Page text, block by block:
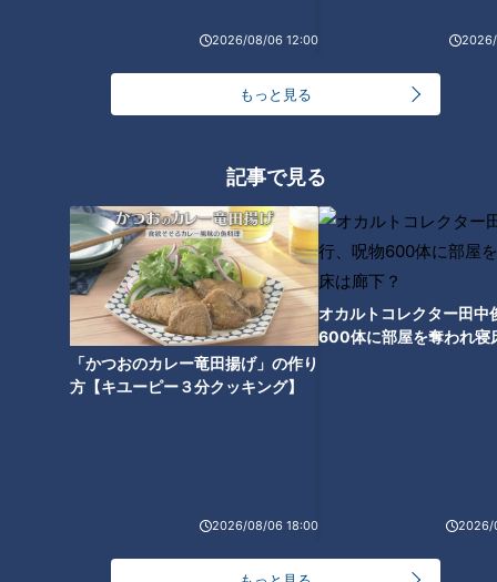
2026/08/06 12:00
もっと見る
記事で見る
「かつおのカレー竜田揚げ」の作り
方【キユーピー３分クッキング】
2026/08/06 18:00
オカルトコレクター田中
600体に部屋を奪われ寝
2026/
初めてT-SQUAREのメンバーの一員として音を出した時を振
堂々たるもの」だったそうです。
伊東「ピアノのタッチが抜群で、僕、大好きなんですよ」
音にビジョンがある
その時、リハーサルスタジオにあったのが世界最高峰のピアノ
かが変わりますよね。ものすごく表情豊かに、粒立ちが綺麗な
音を出してくれるんです」